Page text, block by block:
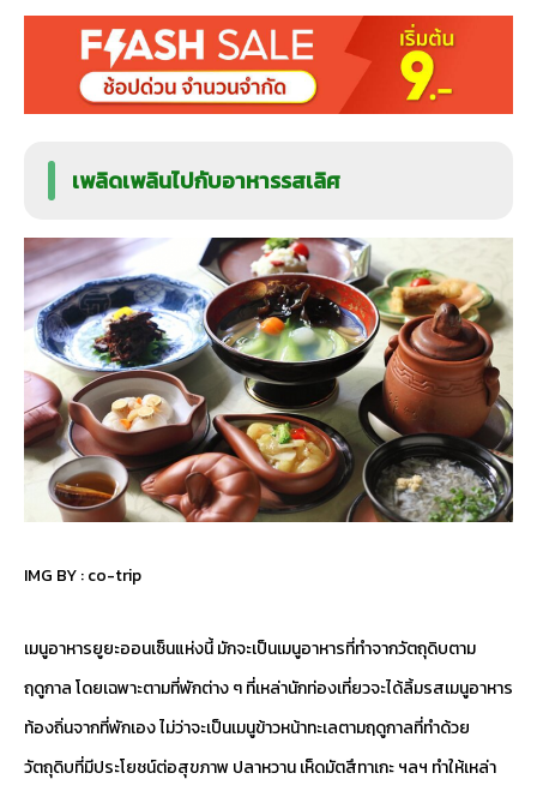
เพลิดเพลินไปกับอาหารรสเลิศ
IMG BY :co-trip
เมนูอาหารยูยะออนเซ็นแห่งนี้ มักจะเป็นเมนูอาหารที่ทำจากวัตถุดิบตาม
ฤดูกาล โดยเฉพาะตามที่พักต่าง ๆ ที่เหล่านักท่องเที่ยวจะได้ลิ้มรสเมนูอาหาร
ท้องถิ่นจากที่พักเอง ไม่ว่าจะเป็นเมนูข้าวหน้าทะเลตามฤดูกาลที่ทำด้วย
วัตถุดิบที่มีประโยชน์ต่อสุขภาพ ปลาหวาน เห็ดมัตสึทาเกะ ฯลฯ ทำให้เหล่า